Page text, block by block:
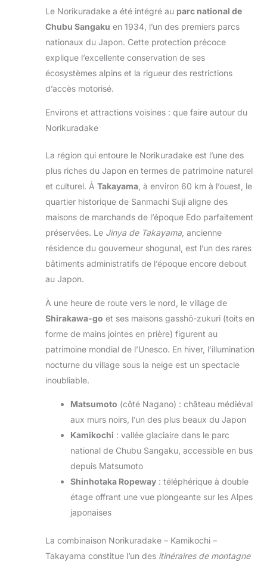
Le Norikuradake a été intégré au parc national de
Chubu Sangaku en 1934, l’un des premiers parcs
nationaux du Japon. Cette protection précoce
explique l’excellente conservation de ses
écosystèmes alpins et la rigueur des restrictions
d’accès motorisé.
Environs et attractions voisines : que faire autour du
Norikuradake
La région qui entoure le Norikuradake est l’une des
plus riches du Japon en termes de patrimoine naturel
et culturel. À Takayama , à environ 60 km à l’ouest, le
quartier historique de Sanmachi Suji aligne des
maisons de marchands de l’époque Edo parfaitement
préservées. Le Jinya de Takayama , ancienne
résidence du gouverneur shogunal, est l’un des rares
bâtiments administratifs de l’époque encore debout
au Japon.
À une heure de route vers le nord, le village de
Shirakawa-go et ses maisons gasshō-zukuri (toits en
forme de mains jointes en prière) figurent au
patrimoine mondial de l’Unesco. En hiver, l’illumination
nocturne du village sous la neige est un spectacle
inoubliable.
Matsumoto (côté Nagano) : château médiéval
aux murs noirs, l’un des plus beaux du Japon
Kamikochi : vallée glaciaire dans le parc
national de Chubu Sangaku, accessible en bus
depuis Matsumoto
Shinhotaka Ropeway : téléphérique à double
étage offrant une vue plongeante sur les Alpes
japonaises
La combinaison Norikuradake – Kamikochi –
Takayama constitue l’un des itinéraires de montagne